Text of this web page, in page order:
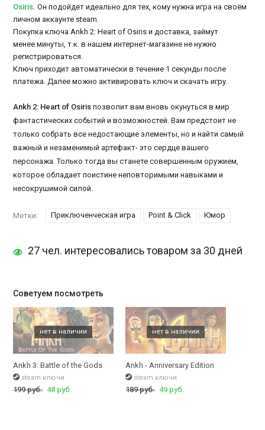
Osiris. Он подойдет идеально для тех, кому нужна игра на своём
личном аккаунте steam.
Покупка ключа Ankh 2: Heart of Osiris и доставка, займут
менее минуты, т.к. в нашем интернет-магазине не нужно
регистрироваться.
Ключ приходит автоматически в течение 1 секунды после
платежа. Далее можно активировать ключ и скачать игру.
Ankh 2: Heart of Osiris позволит вам вновь окунуться в мир
фантастических событий и возможностей. Вам предстоит не
только собрать все недостающие элементы, но и найти самый
важный и незаменимый артефакт- это сердце вашего
персонажа. Только тогда вы станете совершенным оружием,
которое обладает поистине неповторимыми навыками и
несокрушимой силой.
Метки: Приключенческая игра Point & Click Юмор
27 чел. интересовались товаром за 30 дней
Советуем посмотреть
Ankh 3: Battle of the Gods
steam ключи
199 руб. 48 руб.
Ankh - Anniversary Edition
steam ключи
189 руб. 49 руб.